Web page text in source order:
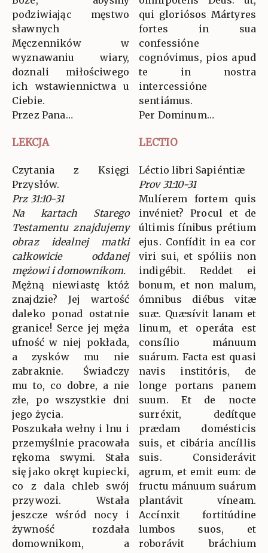
podziwiając męstwo
sławnych
Męczenników w
wyznawaniu wiary,
doznali miłościwego
ich wstawiennictwa u
Ciebie.
Przez Pana…
qui gloriósos Mártyres
fortes in sua
confessióne
cognóvimus, pios apud
te in nostra
intercessióne
sentiámus.
Per Dominum…
LEKCJA LECTIO
Czytania z Księgi
Przysłów.
Prz 31:10-31
Na kartach Starego
Testamentu znajdujemy
obraz idealnej matki
całkowicie oddanej
mężowi i domownikom.
Mężną niewiastę któż
znajdzie? Jej wartość
daleko ponad ostatnie
granice! Serce jej męża
ufność w niej pokłada,
a zysków mu nie
zabraknie. Świadczy
mu to, co dobre, a nie
złe, po wszystkie dni
jego życia.
Poszukała wełny i lnu i
przemyślnie pracowała
rękoma swymi. Stała
się jako okręt kupiecki,
co z dala chleb swój
przywozi. Wstała
jeszcze wśród nocy i
żywność rozdała
domownikom, a
Léctio libri Sapiéntiæ
Prov 31:10-31
Mulíerem fortem quis
invéniet? Procul et de
últimis fínibus prétium
ejus. Confídit in ea cor
viri sui, et spóliis non
indigébit. Reddet ei
bonum, et non malum,
ómnibus diébus vitæ
suæ. Quæsívit lanam et
linum, et operáta est
consílio mánuum
suárum. Facta est quasi
navis institóris, de
longe portans panem
suum. Et de nocte
surréxit, dedítque
prædam domésticis
suis, et cibária ancíllis
suis. Considerávit
agrum, et emit eum: de
fructu mánuum suárum
plantávit víneam.
Accínxit fortitúdine
lumbos suos, et
roborávit bráchium